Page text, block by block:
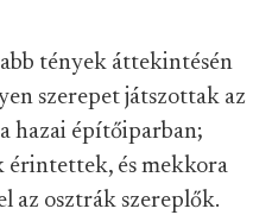
tények áttekintésén
szerepet játszottak az
hazai építőiparban;
érintettek, és mekkora
az osztrák szereplők.